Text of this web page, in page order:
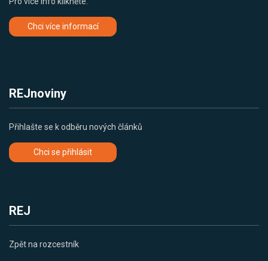
Chci více informací
REJnoviny
Přihlašte se k odběru nových článků
Chci se přihlásit
REJ
Zpět na rozcestník